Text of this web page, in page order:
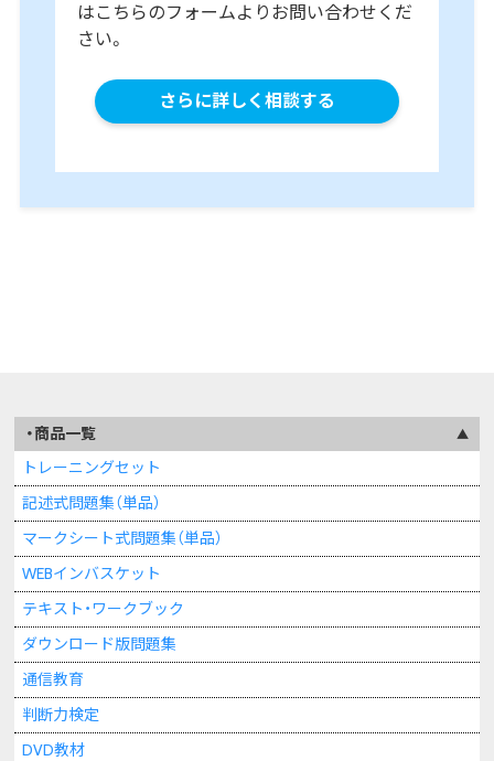
はこちらのフォームよりお問い合わせくだ
さい。
さらに詳しく相談する
商品一覧
トレーニングセット
記述式問題集（単品）
マークシート式問題集（単品）
WEBインバスケット
テキスト・ワークブック
ダウンロード版問題集
通信教育
判断力検定
DVD教材